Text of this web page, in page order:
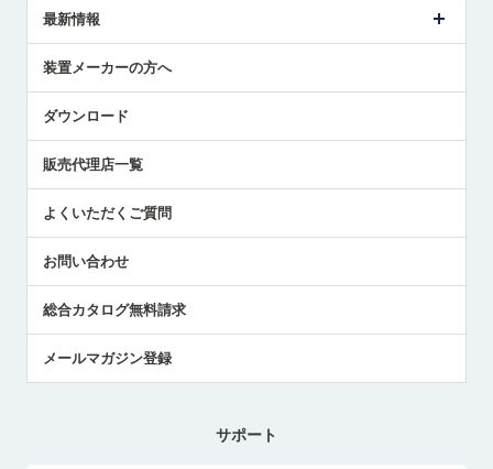
受賞履歴
採用情報
国/地域/言語
ツールセッタ製品
エアマイクロセンサ製品
最新情報
メトロールの技術
社員ブログ
中小企業のBCP地震対策
センサのテクニカルガイド
社長ブログ
装置メーカーの方へ
ダウンロード
販売代理店一覧
よくいただくご質問
お問い合わせ
総合カタログ無料請求
メールマガジン登録
サポート